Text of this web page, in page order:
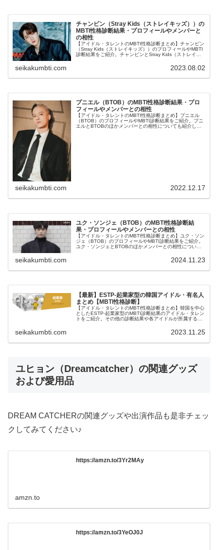
チャンビン（Stray Kids（ストレイキッズ））の
MBTI性格診断結果・プロフィールやメンバーと
の相性
【アイドル・タレントのMBTI性格診断まとめ】チャンビン
（Stray Kids（ストレイキッズ））のプロフィールやMBTI
診断結果をご紹介。チャンビンとStray Kids（ストレイキ
seikakumbti.com 2023.08.02
プニエル（BTOB）のMBTI性格診断結果・プロ
フィールやメンバーとの相性
【アイドル・タレントのMBTI性格診断まとめ】プニエル
（BTOB）のプロフィールやMBTI診断結果をご紹介。プニ
エルとBTOBのほかメンバーとの相性についても紹介しま
seikakumbti.com 2022.12.17
ユク・ソンジェ（BTOB）のMBTI性格診断結
果・プロフィールやメンバーとの相性
【アイドル・タレントのMBTI性格診断まとめ】ユク・ソン
ジェ（BTOB）のプロフィールやMBTI診断結果をご紹介。
ユク・ソンジェとBTOBのほかメンバーとの相性について
seikakumbti.com 2024.11.23
【最新】ESTP-起業家型の韓国アイドル・有名人
まとめ【MBTI性格診断】
【アイドル・タレントのMBTI性格診断まとめ】韓国を中心
としたESTP-起業家型のMBTI診断結果のアイドル・タレン
トをご紹介。その他の診断結果や各アイドルが所属するグ
seikakumbti.com 2023.11.25
ユヒョン（Dreamcatcher）の関連グッズ
および愛用品
DREAM CATCHERの関連グッズや出演作品も是非チェッ
クしてみてください♪
https://amzn.to/3Yr2MAy
amzn.to
https://amzn.to/3YeOJ0J